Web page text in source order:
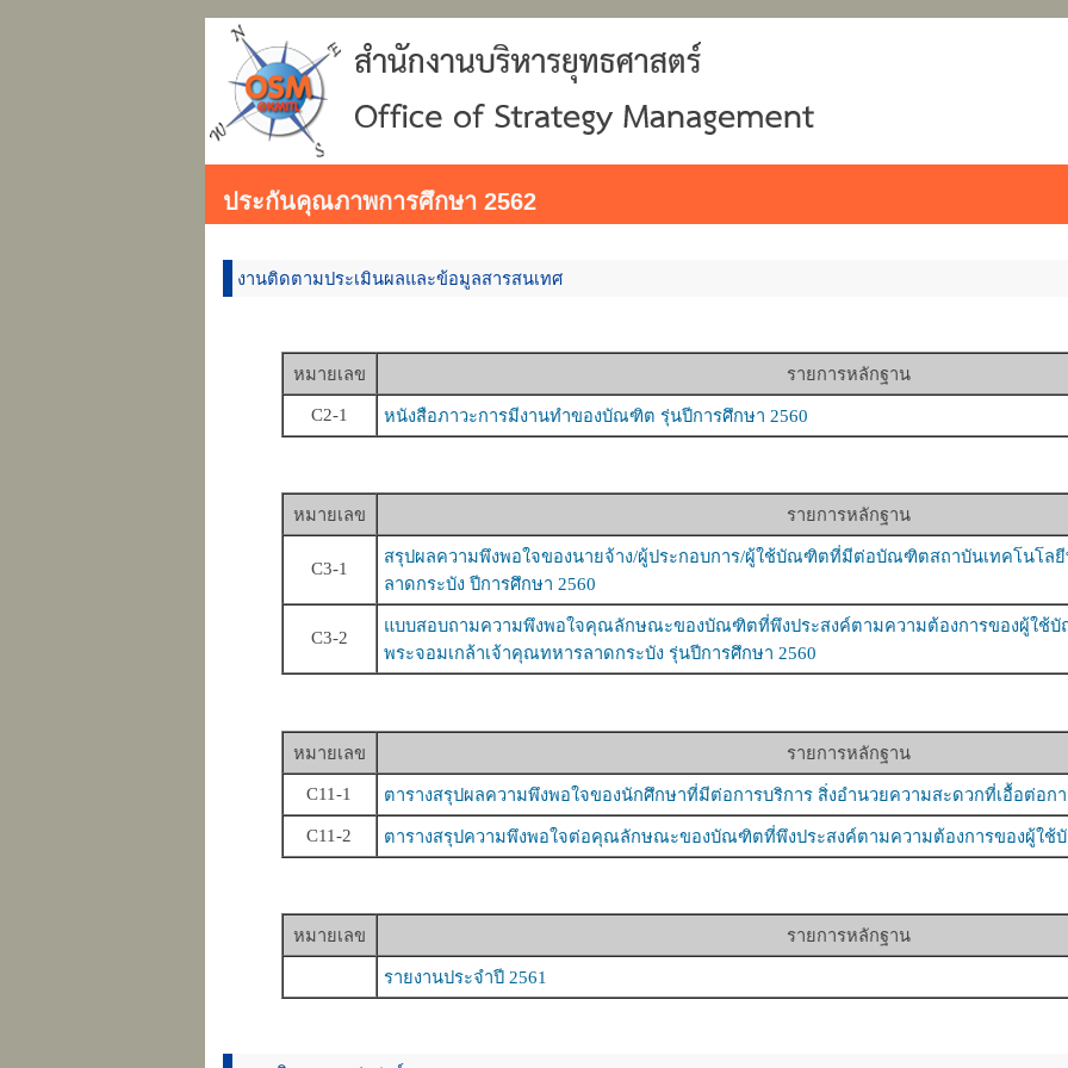
ประกันคุณภาพการศึกษา 2562
งานติดตามประเมินผลและข้อมูลสารสนเทศ
หมายเลข รายการหลักฐาน
C2-1 หนังสือภาวะการมีงานทำของบัณฑิต รุ่นปีการศึกษา 2560
หมายเลข รายการหลักฐาน
C3-1
สรุปผลความพึงพอใจของนายจ้าง/ผู้ประกอบการ/ผู้ใช้บัณฑิตที่มีต่อบัณฑิตสถาบันเทคโนโลยี
ลาดกระบัง ปีการศึกษา 2560
C3-2
แบบสอบถามความพึงพอใจคุณลักษณะของบัณฑิตที่พึงประสงค์ตามความต้องการของผู้ใช้
พระจอมเกล้าเจ้าคุณทหารลาดกระบัง รุ่นปีการศึกษา 2560
หมายเลข รายการหลักฐาน
C11-1 ตารางสรุปผลความพึงพอใจของนักศึกษาที่มีต่อการบริการ สิ่งอำนวยความสะดวกที่เอื้อต่อกา
C11-2 ตารางสรุปความพึงพอใจต่อคุณลักษณะของบัณฑิตที่พึงประสงค์ตามความต้องการของผู้ใช้
หมายเลข รายการหลักฐาน
รายงานประจำปี 2561